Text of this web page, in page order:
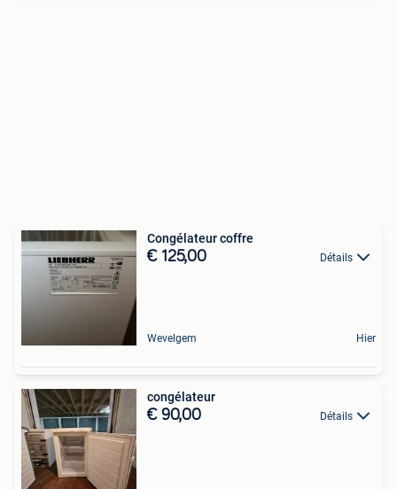
Congélateur coffre
€ 125,00 Détails
Wevelgem Hier
congélateur
€ 90,00 Détails